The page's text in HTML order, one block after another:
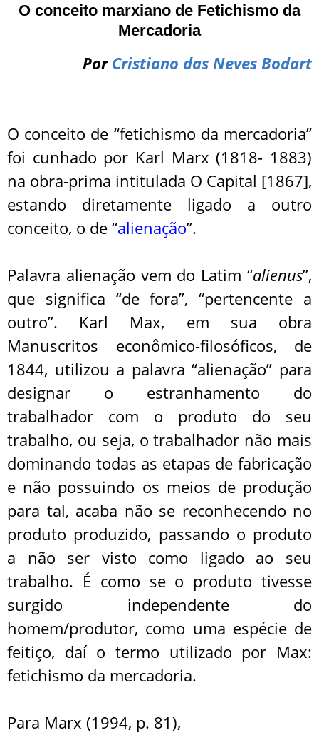
O conceito marxiano de Fetichismo da
Mercadoria
Por Cristiano das Neves Bodart
O conceito de “fetichismo da mercadoria”
foi cunhado por Karl Marx (1818- 1883)
na obra-prima intitulada O Capital [1867],
estando diretamente ligado a outro
conceito, o de “alienação”.
Palavra alienação vem do Latim “alienus”,
que significa “de fora”, “pertencente a
outro”. Karl Max, em sua obra
Manuscritos econômico-filosóficos, de
1844, utilizou a palavra “alienação” para
designar o estranhamento do
trabalhador com o produto do seu
trabalho, ou seja, o trabalhador não mais
dominando todas as etapas de fabricação
e não possuindo os meios de produção
para tal, acaba não se reconhecendo no
produto produzido, passando o produto
a não ser visto como ligado ao seu
trabalho. É como se o produto tivesse
surgido independente do
homem/produtor, como uma espécie de
feitiço, daí o termo utilizado por Max:
fetichismo da mercadoria.
Para Marx (1994, p. 81),